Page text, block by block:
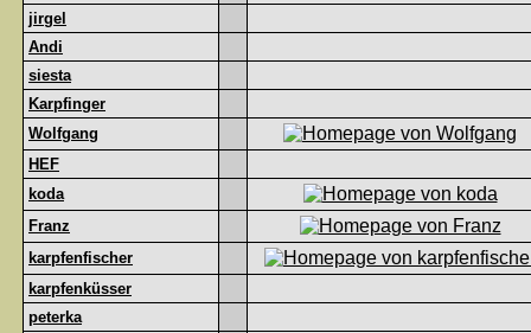
jirgel
Andi
siesta
Karpfinger
Wolfgang
HEF
koda
Franz
karpfenfischer
karpfenküsser
peterka